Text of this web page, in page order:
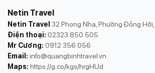
Netin Travel
Netin Travel 32 Phong Nha, Phường Đồng Hới,
Điện thoại: 02323 850 505
Mr Cương: 0912 356 056
Email: info@quangbinhtravel.vn
Maps: https://g.co/kgs/hrgHUd